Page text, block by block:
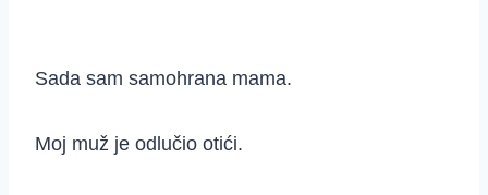
Sada sam samohrana mama.
Moj muž je odlučio otići.